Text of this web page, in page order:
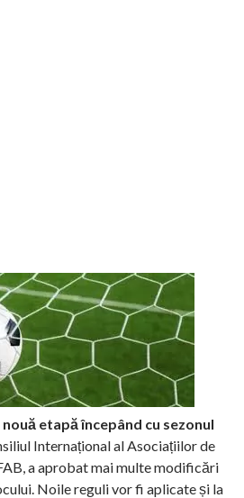
etapă începând cu sezonul
Internațional al Asociațiilor de
a aprobat mai multe modificări
Noile reguli vor fi aplicate și la